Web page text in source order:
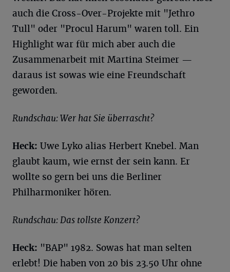
auch die Cross-Over-Projekte mit "Jethro
Tull" oder "Procul Harum" waren toll. Ein
Highlight war für mich aber auch die
Zusammenarbeit mit Martina Steimer —
daraus ist sowas wie eine Freundschaft
geworden.
Rundschau: Wer hat Sie überrascht?
Heck: Uwe Lyko alias Herbert Knebel. Man
glaubt kaum, wie ernst der sein kann. Er
wollte so gern bei uns die Berliner
Philharmoniker hören.
Rundschau: Das tollste Konzert?
Heck: "BAP" 1982. Sowas hat man selten
erlebt! Die haben von 20 bis 23.50 Uhr ohne